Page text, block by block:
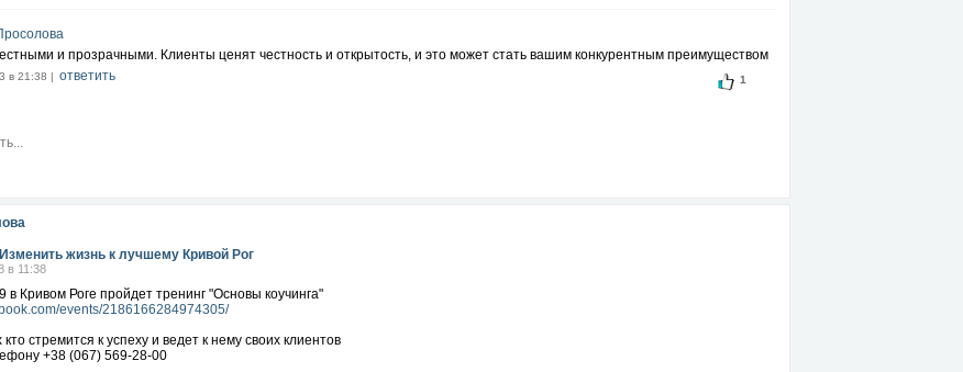
и прозрачными. Клиенты ценят честность и открытость, и это может стать вашим конкурентным преимуществом
в 21:38 | ответить 1
жизнь к лучшему Кривой Рог
в 11:38
в Кривом Роге пройдет тренинг "Основы коучинга"
events/2186166284974305/
кто стремится к успеху и ведет к нему своих клиентов
+38 (067) 569-28-00